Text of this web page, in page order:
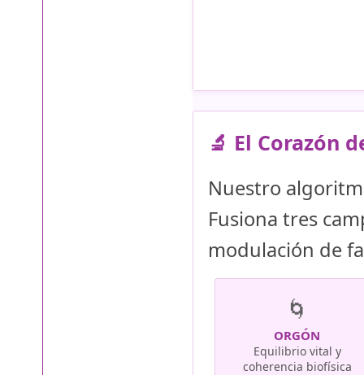
🔬 El Corazón
Nuestro
Fusiona tres
modulación de
🌀
ORGÓN
Equilibrio vital y
coherencia biofísica